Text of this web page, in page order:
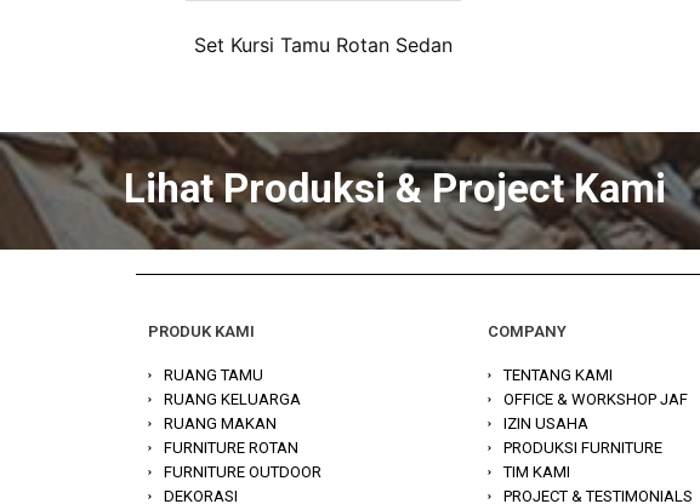
Set Kursi Tamu Rotan Sedan
Lihat Produksi & Project Kami
PRODUK KAMI
RUANG TAMU
RUANG KELUARGA
RUANG MAKAN
FURNITURE ROTAN
FURNITURE OUTDOOR
DEKORASI
COMPANY
TENTANG KAMI
OFFICE & WORKSHOP JAF
IZIN USAHA
PRODUKSI FURNITURE
TIM KAMI
PROJECT & TESTIMONIALS